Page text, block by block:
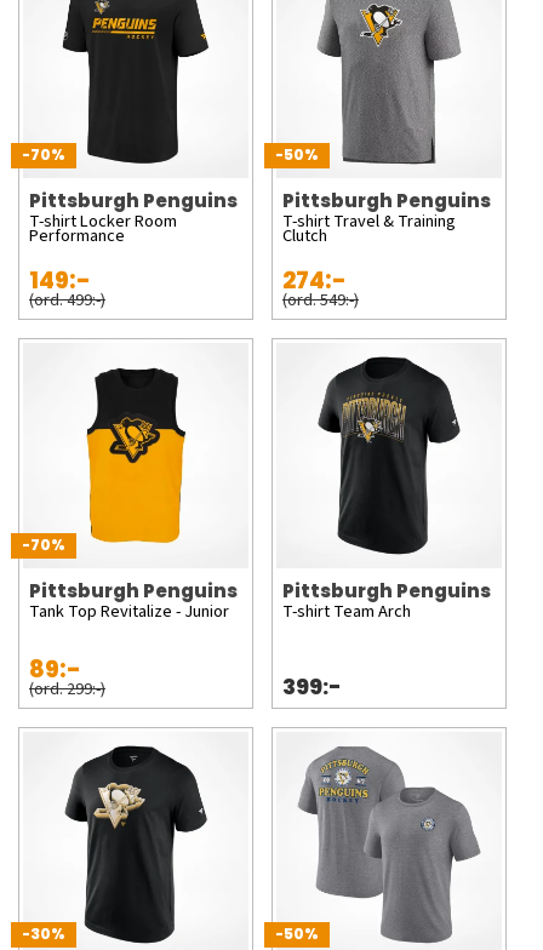
-70%
Pittsburgh Penguins
T-shirt Locker Room
Performance
149:-
(ord. 499:-)
-50%
Pittsburgh Penguins
T-shirt Travel & Training
Clutch
274:-
(ord. 549:-)
-70%
Pittsburgh Penguins
Tank Top Revitalize - Junior
89:-
(ord. 299:-)
Pittsburgh Penguins
T-shirt Team Arch
399:-
-30% -50%